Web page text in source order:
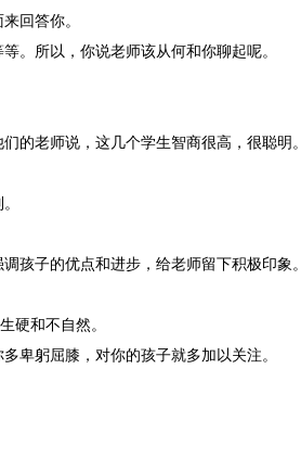
回答你。
。所以，你说老师该从何和你聊起呢。
的老师说，这几个学生智商很高，很聪明。
孩子的优点和进步，给老师留下积极印象。
硬和不自然。
卑躬屈膝，对你的孩子就多加以关注。